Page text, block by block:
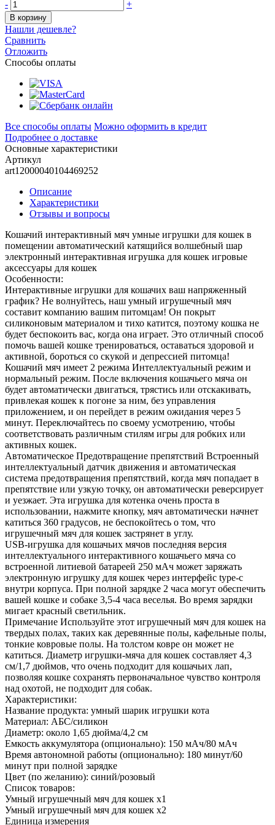
- +
В корзину
Нашли дешевле?
Сравнить
Отложить
Способы оплаты
Все способы оплаты Можно оформить в кредит
Подробнее о доставке
Основные характеристики
Артикул
art12000040104469252
Описание
Характеристики
Отзывы и вопросы
Кошачий интерактивный мяч умные игрушки для кошек в
помещении автоматический катящийся волшебный шар
электронный интерактивная игрушка для кошек игровые
аксессуары для кошек
Особенности:
Интерактивные игрушки для кошачих ваш напряженный
график? Не волнуйтесь, наш умный игрушечный мяч
составит компанию вашим питомцам! Он покрыт
силиконовым материалом и тихо катится, поэтому кошка не
будет беспокоить вас, когда она играет. Это отличный способ
помочь вашей кошке тренироваться, оставаться здоровой и
активной, бороться со скукой и депрессией питомца!
Кошачий мяч имеет 2 режима Интеллектуальный режим и
нормальный режим. После включения кошачьего мяча он
будет автоматически двигаться, трястись или отскакивать,
привлекая кошек к погоне за ним, без управления
приложением, и он перейдет в режим ожидания через 5
минут. Переключайтесь по своему усмотрению, чтобы
соответствовать различным стилям игры для робких или
активных кошек.
Автоматическое Предотвращение препятствий Встроенный
интеллектуальный датчик движения и автоматическая
система предотвращения препятствий, когда мяч попадает в
препятствие или узкую точку, он автоматически реверсирует
и уезжает. Эта игрушка для котенка очень проста в
использовании, нажмите кнопку, мяч автоматически начнет
катиться 360 градусов, не беспокойтесь о том, что
игрушечный мяч для кошек застрянет в углу.
USB-игрушка для кошачьих мячов последняя версия
интеллектуального интерактивного кошачьего мяча со
встроенной литиевой батареей 250 мАч может заряжать
электронную игрушку для кошек через интерфейс type-c
внутри корпуса. При полной зарядке 2 часа могут обеспечить
вашей кошке и собаке 3,5-4 часа веселья. Во время зарядки
мигает красный светильник.
Примечание Используйте этот игрушечный мяч для кошек на
твердых полах, таких как деревянные полы, кафельные полы,
тонкие ковровые полы. На толстом ковре он может не
катиться. Диаметр игрушки-мяча для кошек составляет 4,3
см/1,7 дюймов, что очень подходит для кошачьих лап,
позволяя кошке сохранять первоначальное чувство контроля
над охотой, не подходит для собак.
Характеристики:
Название продукта: умный шарик игрушки кота
Материал: АБС/силикон
Диаметр: около 1,65 дюйма/4,2 см
Емкость аккумулятора (опционально): 150 мАч/80 мАч
Время автономной работы (опционально): 180 минут/60
минут при полной зарядке
Цвет (по желанию): синий/розовый
Список товаров:
Умный игрушечный мяч для кошек x1
Умный игрушечный мяч для кошек x2
Единица измерения